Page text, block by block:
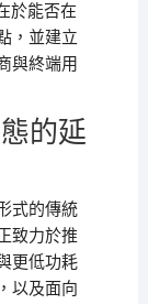
於能否在
，並建立
與終端用
的延
式的傳統
致力於推
更低功耗
以及面向